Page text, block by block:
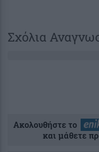
Σχόλια
Ακολουθήστε το
και μάθετε